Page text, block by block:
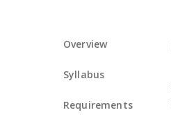
Overview
Syllabus
Requirements